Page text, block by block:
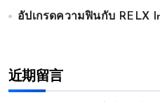
อัปเกรดความฟินกับ RELX
近期留言